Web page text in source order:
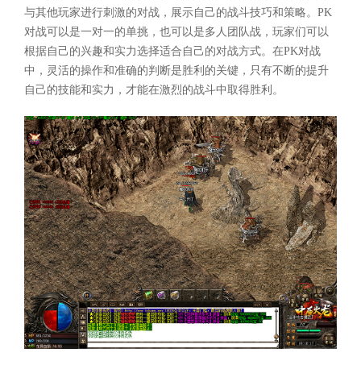
与其他玩家进行刺激的对战，展示自己的战斗技巧和策略。PK
对战可以是一对一的单挑，也可以是多人团队战，玩家们可以
根据自己的兴趣和实力选择适合自己的对战方式。在PK对战
中，灵活的操作和准确的判断是胜利的关键，只有不断的提升
自己的技能和实力，才能在激烈的战斗中取得胜利。